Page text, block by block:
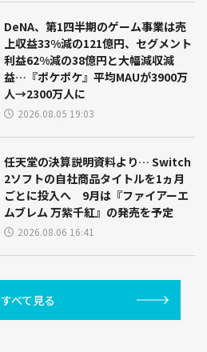
DeNA、第1四半期のゲーム事業は売
上収益33%減の121億円、セグメント
利益62%減の38億円と大幅減収減
益…『ポケポケ』平均MAUが3900万
人→2300万人に
2026.08.05 19:03
任天堂の決算説明資料より… Switch
2ソフトの自社商品タイトルを1ヵ月
ごとに投入へ 9月は『ファイアーエ
ムブレム 万紫千紅』の発売を予定
2026.08.06 16:41
すべて見る